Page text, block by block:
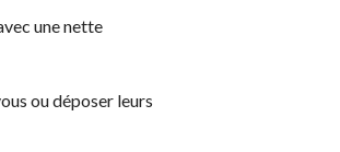
une nette
ou déposer leurs